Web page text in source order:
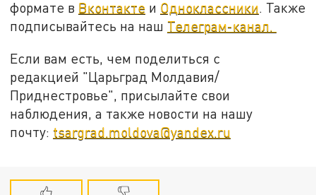
формате в Вконтакте и Одноклассники. Также
подписывайтесь на наш Телеграм-канал.
Если вам есть, чем поделиться с
редакцией "Царьград Молдавия/
Приднестровье", присылайте свои
наблюдения, а также новости на нашу
почту: tsargrad.moldova@yandex.ru